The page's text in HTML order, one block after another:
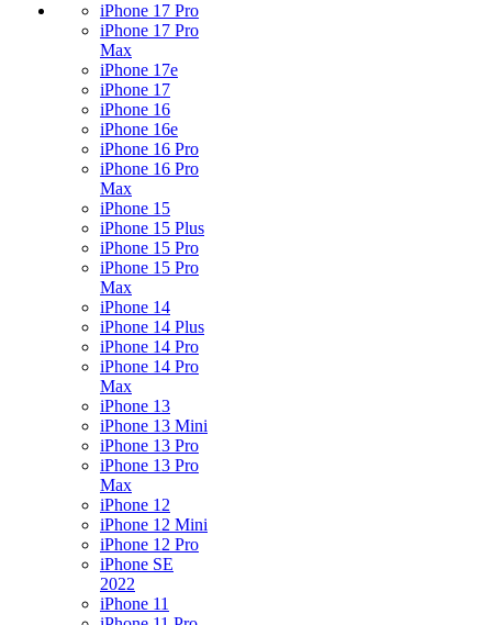
iPhone 17 Pro
iPhone 17 Pro
Max
iPhone 17e
iPhone 17
iPhone 16
iPhone 16e
iPhone 16 Pro
iPhone 16 Pro
Max
iPhone 15
iPhone 15 Plus
iPhone 15 Pro
iPhone 15 Pro
Max
iPhone 14
iPhone 14 Plus
iPhone 14 Pro
iPhone 14 Pro
Max
iPhone 13
iPhone 13 Mini
iPhone 13 Pro
iPhone 13 Pro
Max
iPhone 12
iPhone 12 Mini
iPhone 12 Pro
iPhone SE
2022
iPhone 11